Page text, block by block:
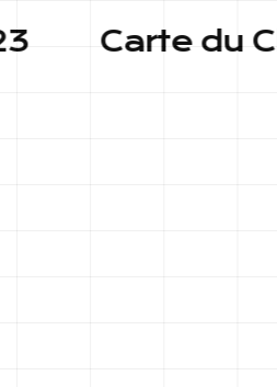
Carte du